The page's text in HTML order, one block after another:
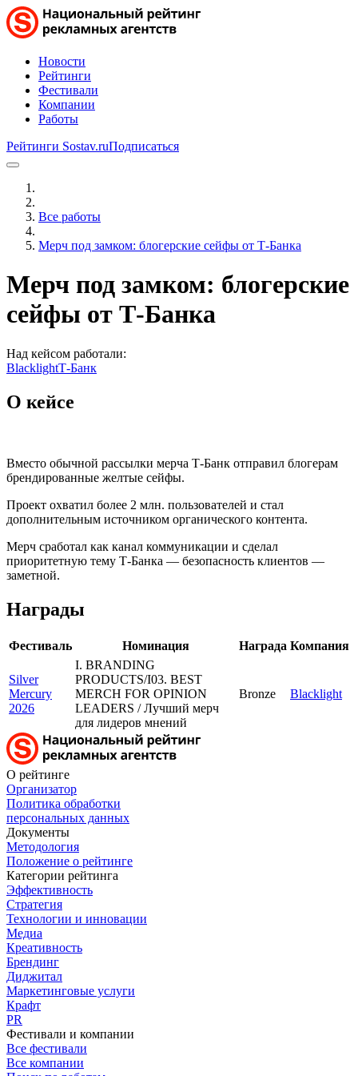
Новости
Рейтинги
Фестивали
Компании
Работы
Рейтинги Sostav.ruПодписаться
Все работы
Мерч под замком: блогерские сейфы от Т-Банка
Мерч под замком: блогерские
сейфы от Т-Банка
Над кейсом работали:
BlacklightТ-Банк
О кейсе
Вместо обычной рассылки мерча Т-Банк отправил блогерам
брендированные желтые сейфы.
Проект охватил более 2 млн. пользователей и стал
дополнительным источником органического контента.
Мерч сработал как канал коммуникации и сделал
приоритетную тему Т-Банка — безопасность клиентов —
заметной.
Награды
Фестиваль Номинация Награда Компания
Silver
Mercury
2026
I. BRANDING
PRODUCTS/I03. BEST
MERCH FOR OPINION
LEADERS / Лучший мерч
для лидеров мнений
Bronze Blacklight
О рейтинге
Организатор
Политика обработки
персональных данных
Документы
Методология
Положение о рейтинге
Категории рейтинга
Эффективность
Стратегия
Технологии и инновации
Медиа
Креативность
Брендинг
Диджитал
Маркетинговые услуги
Крафт
PR
Фестивали и компании
Все фестивали
Все компании